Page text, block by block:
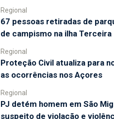
Regional
67 pessoas retiradas de
de campismo na ilha Terceira
Regional
Proteção Civil atualiza para
as ocorrências nos Açores
Regional
PJ detém homem em São
suspeito de violação e